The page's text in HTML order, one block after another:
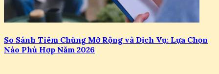
So Sánh Tiêm Chủng Mở Rộng và Dịch Vụ: Lựa Chọn
Nào Phù Hợp Năm 2026